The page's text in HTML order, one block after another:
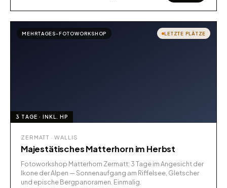
MEHRTAGES-FOTOWORKSHOP LETZTE PLÄTZE
3 TAGE · INKL. HP
ZERMATT · WALLIS
Majestätisches Matterhorn im Herbst
Fotoworkshop Matterhorn Zermatt: 3 Tage im Angesicht der
Ikone der Alpen — Sonnenaufgang am Riffelsee, Gletscher
und epische Bergpanoramen. Einmalig.